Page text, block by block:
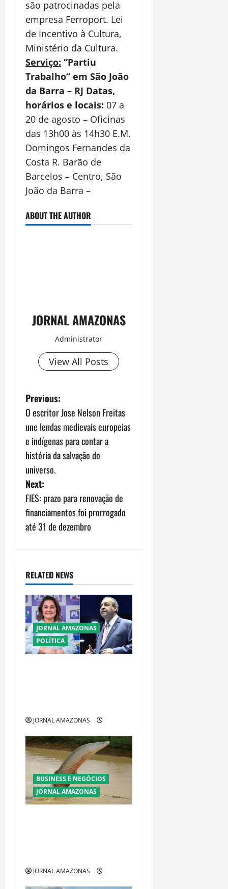
são patrocinadas pela
empresa Ferroport. Lei
de Incentivo à Cultura,
Ministério da Cultura.
Serviço: “Partiu
Trabalho” em São João
da Barra – RJ Datas,
horários e locais: 07 a
20 de agosto – Oficinas
das 13h00 às 14h30 E.M.
Domingos Fernandes da
Costa R. Barão de
Barcelos – Centro, São
João da Barra –
ABOUT THE AUTHOR
JORNAL AMAZONAS
Administrator
View All Posts
P
o
s
t
n
a
v
g
a
t
i
o
Previous:
O escritor Jose Nelson Freitas
une lendas medievais europeias
e indígenas para contar a
história da salvação do
universo.
Next:
FIES: prazo para renovação de
financiamentos foi prorrogado
até 31 de dezembro
RELATED NEWS
JORNAL AMAZONAS
POLÍTICA
JORNAL AMAZONAS
BUSINESS E NEGÓCIOS
JORNAL AMAZONAS
JORNAL AMAZONAS